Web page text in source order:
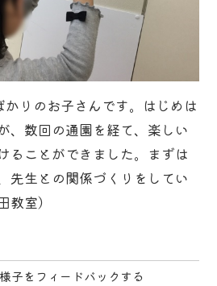
りのお子さんです。はじめは
、数回の通園を経て、楽しい
ることができました。まずは
先生との関係づくりをしてい
教室）
子をフィードバックする